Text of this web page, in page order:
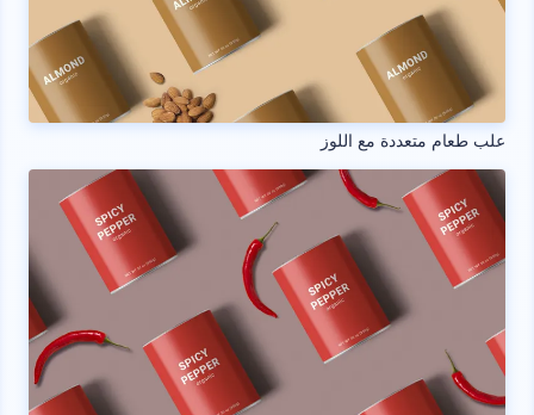
علب طعام متعددة مع اللوز